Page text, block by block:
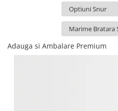
Adauga si Ambalare Premium